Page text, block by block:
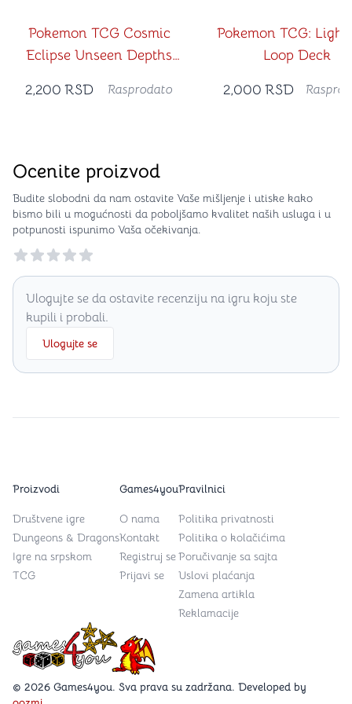
Pokemon TCG Cosmic
Eclipse Unseen Depths
2,200 RSD Rasprodato
Pokemon TCG:
Loop Deck
2,000 RSD
Ocenite proizvod
Budite slobodni da nam ostavite Vaše mišljenje i utiske kako
bismo bili u mogućnosti da poboljšamo kvalitet naših usluga i u
potpunosti ispunimo Vaša očekivanja.
Reviews
Ulogujte se da ostavite recenziju na igru koju ste
kupili i probali.
Ulogujte se
Games4you logo
© 2026 Games4you. Sva prava su zadržana. Developed by
Proizvodi
Društvene igre
Dungeons & Dragons
Igre na srpskom
TCG
Games4you
O nama
Kontakt
Registruj se
Prijavi se
Pravilnici
Politika privatnosti
Politika o kolačićima
Poručivanje sa sajta
Uslovi plaćanja
Zamena artikla
Reklamacije